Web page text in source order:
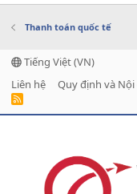
Thanh toán quốc tế
Tiếng Việt (VN)
Liên hệ
Quy định và
R